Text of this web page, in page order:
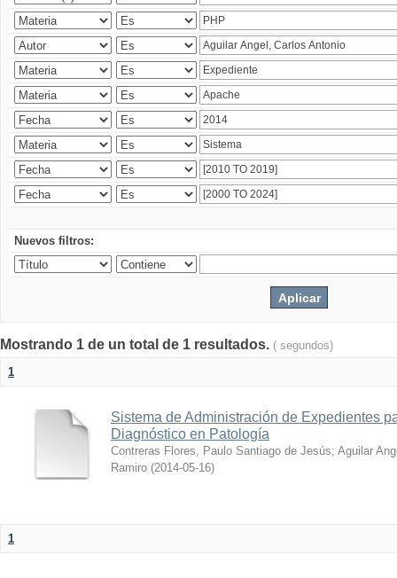
Nuevos filtros:
Mostrando 1 de un total de 1 resultados. ( segundos)
1
Sistema de Administración de Expedientes
Diagnóstico en Patología
Contreras Flores, Paulo Santiago de Jesús; Aguilar
Ramiro (2014-05-16)
1